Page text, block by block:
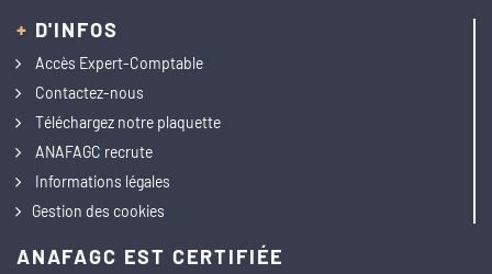
+ D'INFOS
Accès Expert-Comptable
Contactez-nous
Téléchargez notre plaquette
ANAFAGC recrute
Informations légales
Gestion des cookies
ANAFAGC EST CERTIFIÉE